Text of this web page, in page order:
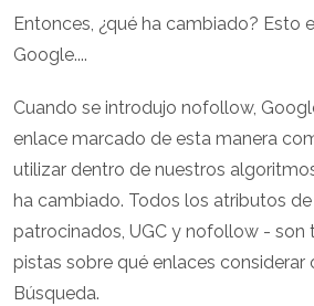
Entonces, ¿qué ha cambiado? Esto
Google....
Cuando se introdujo nofollow,
enlace marcado de esta manera
utilizar dentro de nuestros
ha cambiado. Todos los atributos
patrocinados, UGC y nofollow - son
pistas sobre qué enlaces considerar
Búsqueda.